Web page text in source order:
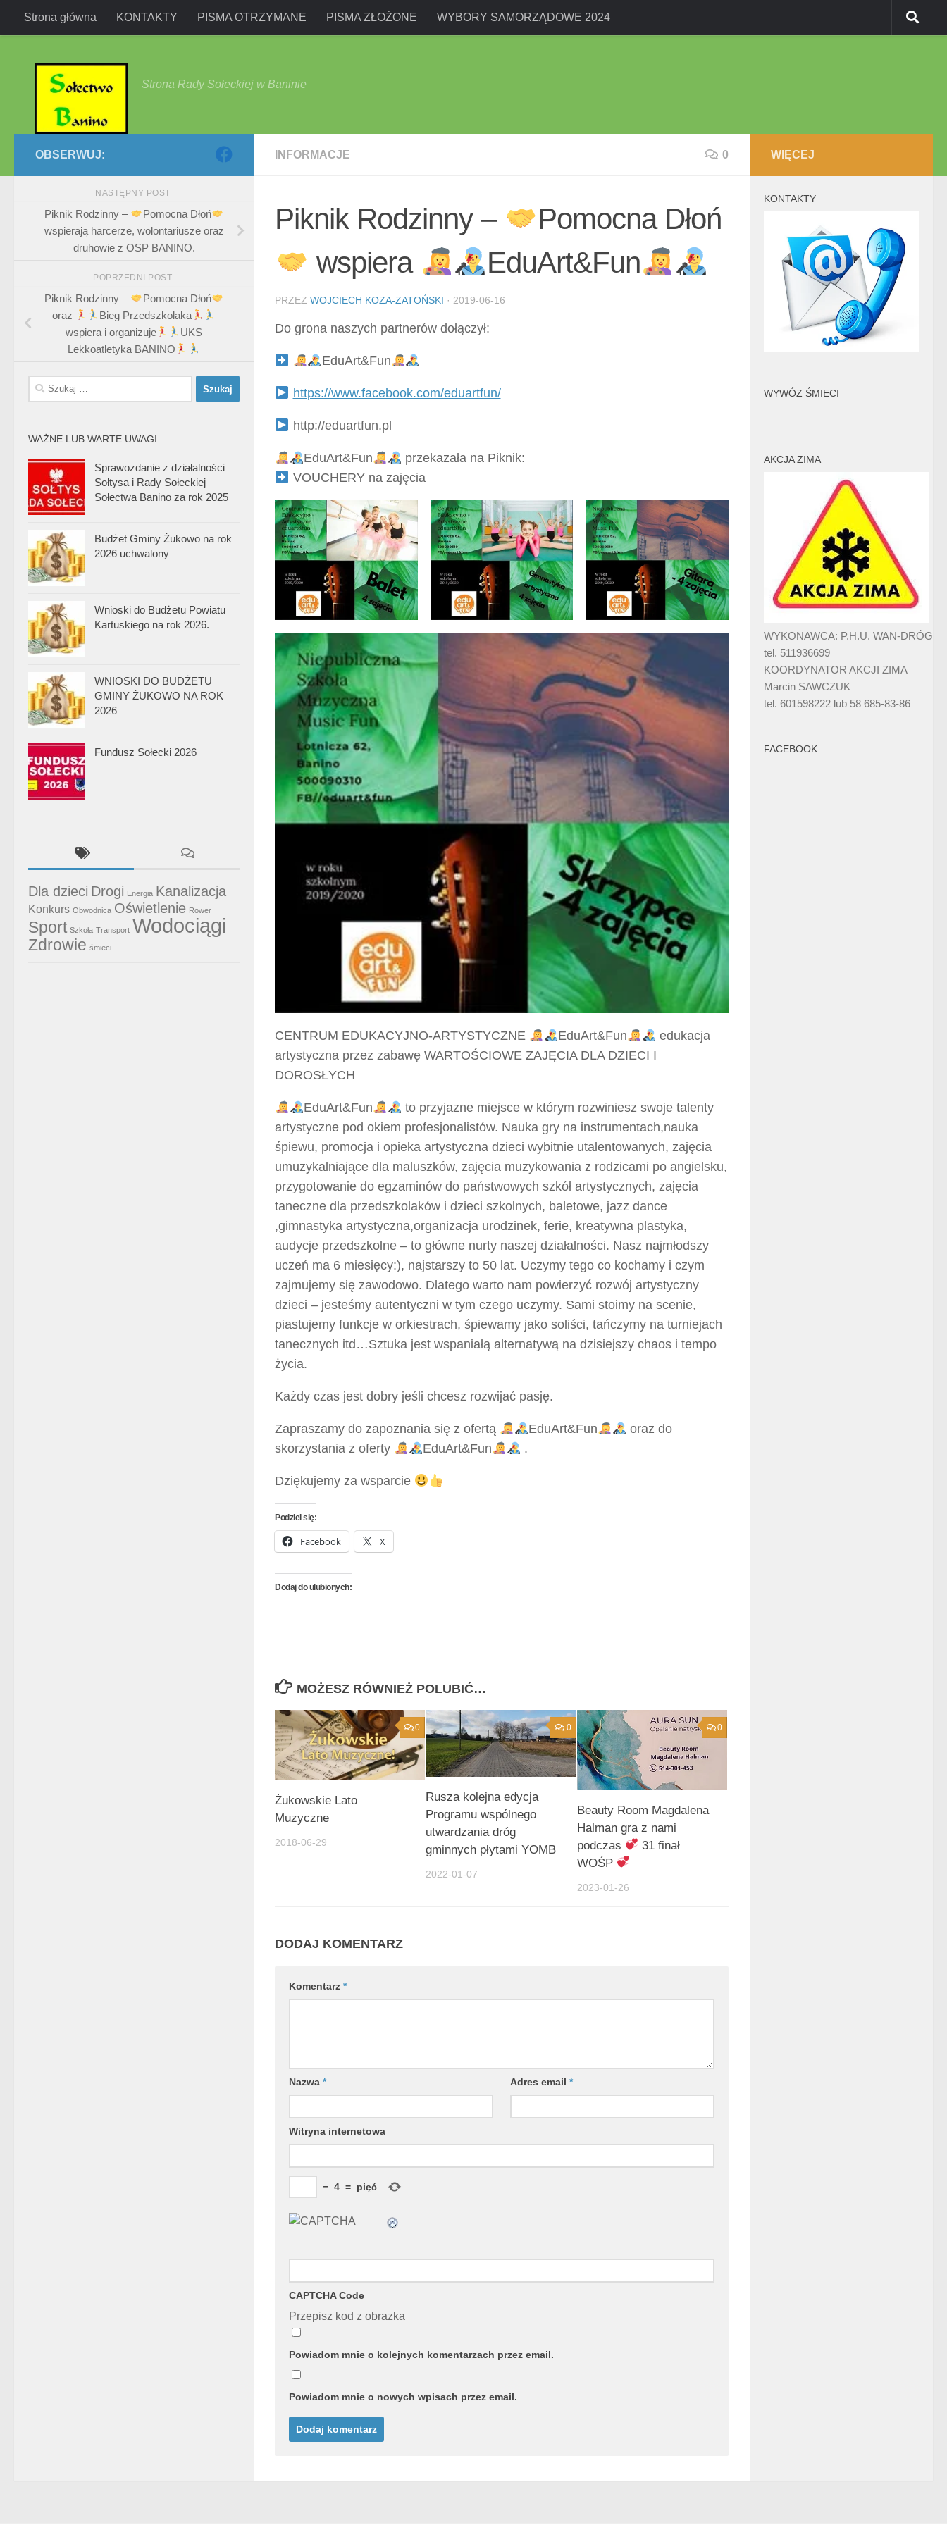
Przejdź do treści
Strona główna KONTAKTY PISMA OTRZYMANE PISMA ZŁOŻONE WYBORY SAMORZĄDOWE 2024
Strona Rady Sołeckiej w Baninie
INFORMACJE 0
Piknik Rodzinny –
Pomocna Dłoń
wspiera
EduArt&Fun
PRZEZ WOJCIECH KOZA-ZATOŃSKI · 2019-06-16
Do grona naszych partnerów dołączył:
EduArt&Fun
https://www.facebook.com/eduartfun/
http://eduartfun.pl
EduArt&Fun
przekazała na Piknik:
VOUCHERY na zajęcia
CENTRUM EDUKACYJNO-ARTYSTYCZNE EduArt&Fun
edukacja
artystyczna przez zabawę WARTOŚCIOWE ZAJĘCIA DLA DZIECI I
DOROSŁYCH
EduArt&Fun
to przyjazne miejsce w którym rozwiniesz swoje talenty
artystyczne pod okiem profesjonalistów. Nauka gry na instrumentach,nauka
śpiewu, promocja i opieka artystyczna dzieci wybitnie utalentowanych, zajęcia
umuzykalniające dla maluszków, zajęcia muzykowania z rodzicami po angielsku,
przygotowanie do egzaminów do państwowych szkół artystycznych, zajęcia
taneczne dla przedszkolaków i dzieci szkolnych, baletowe, jazz dance
,gimnastyka artystyczna,organizacja urodzinek, ferie, kreatywna plastyka,
audycje przedszkolne – to główne nurty naszej działalności. Nasz najmłodszy
uczeń ma 6 miesięcy:), najstarszy to 50 lat. Uczymy tego co kochamy i czym
zajmujemy się zawodowo. Dlatego warto nam powierzyć rozwój artystyczny
dzieci – jesteśmy autentyczni w tym czego uczymy. Sami stoimy na scenie,
piastujemy funkcje w orkiestrach, śpiewamy jako soliści, tańczymy na turniejach
tanecznych itd…Sztuka jest wspaniałą alternatywą na dzisiejszy chaos i tempo
życia.
Każdy czas jest dobry jeśli chcesz rozwijać pasję.
Zapraszamy do zapoznania się z ofertą EduArt&Fun
oraz do
skorzystania z oferty
EduArt&Fun .
Dziękujemy za wsparcie
Podziel się:
Facebook X
Dodaj do ulubionych:
MOŻESZ RÓWNIEŻ POLUBIĆ…
0
Żukowskie Lato
Muzyczne
2018-06-29
0
Rusza kolejna edycja
Programu wspólnego
utwardzania dróg
gminnych płytami YOMB
2022-01-07
0
Beauty Room Magdalena
Halman gra z nami
podczas
31 finał
WOŚP
2023-01-26
DODAJ KOMENTARZ
Komentarz *
Nazwa * Adres email*
Witryna internetowa
− 4 = pięć
CAPTCHA Code
Przepisz kod z obrazka
Powiadom mnie o kolejnych komentarzach przez email.
Powiadom mnie o nowych wpisach przez email.
OBSERWUJ:
NASTĘPNY POST
Piknik Rodzinny –
Pomocna Dłoń
wspierają harcerze, wolontariusze oraz
druhowie z OSP BANINO.
POPRZEDNI POST
Piknik Rodzinny –
Pomocna Dłoń
oraz
Bieg Przedszkolaka
wspiera i organizuje
UKS
Lekkoatletyka BANINO
Szukaj:
WAŻNE LUB WARTE UWAGI
Sprawozdanie z działalności
Sołtysa i Rady Sołeckiej
Sołectwa Banino za rok 2025
Budżet Gminy Żukowo na rok
2026 uchwalony
Wnioski do Budżetu Powiatu
Kartuskiego na rok 2026.
WNIOSKI DO BUDŻETU
GMINY ŻUKOWO NA ROK
2026
Fundusz Sołecki 2026
Dla dzieci Drogi Energia Kanalizacja
Konkurs Obwodnica Oświetlenie Rower
Sport Szkoła Transport Wodociągi
Zdrowie śmieci
WIĘCEJ
KONTAKTY
WYWÓZ ŚMIECI
AKCJA ZIMA
WYKONAWCA: P.H.U. WAN-DRÓG
tel. 511936699
KOORDYNATOR AKCJI ZIMA
Marcin SAWCZUK
tel. 601598222 lub 58 685-83-86
FACEBOOK